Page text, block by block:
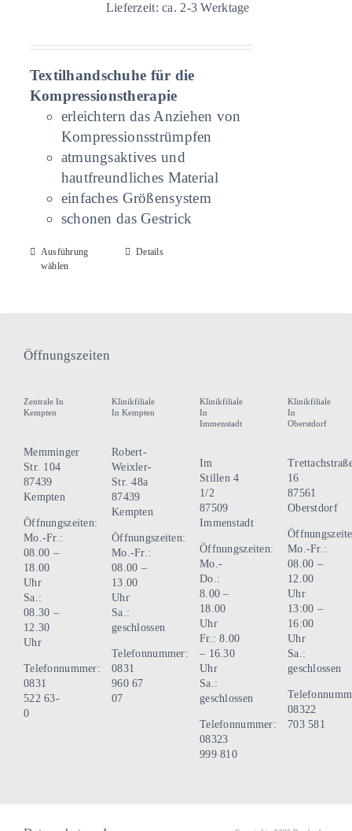
Lieferzeit: ca. 2-3 Werktage
Textilhandschuhe für die
Kompressionstherapie
erleichtern das Anziehen von
Kompressionsstrümpfen
atmungsaktives und
hautfreundliches Material
einfaches Größensystem
schonen das Gestrick
Ausführung
wählen
Dieses
Optionen
können
der
Produktseite
gewählt
werden
Details
Öffnungszeiten
Zentrale In
Kempten
Memminger
Str. 104
87439
Kempten
Öffnungszeiten:
Mo.-Fr.:
08.00 –
18.00
Uhr
Sa.:
08.30 –
12.30
Uhr
Telefonnummer:
0831
522 63-
0
Klinikfiliale
In Kempten
Robert-
Weixler-
Str. 48a
87439
Kempten
Öffnungszeiten:
Mo.-Fr.:
08.00 –
13.00
Uhr
Sa.:
geschlossen
Telefonnummer:
0831
960 67
07
Klinikfiliale
In
Immenstadt
Im
Stillen 4
1/2
87509
Immenstadt
Öffnungszeiten:
Mo.-
Do.:
8.00 –
18.00
Uhr
Fr.: 8.00
– 16.30
Uhr
Sa.:
geschlossen
Telefonnummer:
08323
999 810
Klinikfiliale
In
Oberstdorf
16
87561
Oberstdorf
Mo.-Fr.:
08.00 –
12.00
Uhr
13:00 –
16:00
Uhr
Sa.:
geschlossen
08322
703 581